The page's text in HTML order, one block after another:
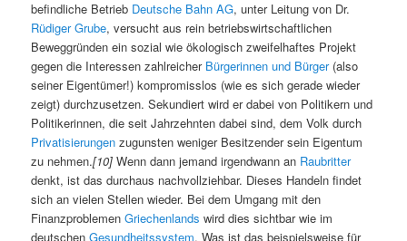
befindliche Betrieb Deutsche Bahn AG, unter Leitung von Dr.
Rüdiger Grube, versucht aus rein betriebswirtschaftlichen
Beweggründen ein sozial wie ökologisch zweifelhaftes Projekt
gegen die Interessen zahlreicher Bürgerinnen und Bürger(also
seiner Eigentümer!) kompromisslos (wie es sich gerade wieder
zeigt) durchzusetzen. Sekundiert wird er dabei von Politikern und
Politikerinnen, die seit Jahrzehnten dabei sind, dem Volk durch
Privatisierungen zugunsten weniger Besitzender sein Eigentum
zu nehmen.[10] Wenn dann jemand irgendwann an Raubritter
denkt, ist das durchaus nachvollziehbar. Dieses Handeln findet
sich an vielen Stellen wieder. Bei dem Umgang mit den
FinanzproblemenGriechenlands wird dies sichtbar wie im
deutschenGesundheitssystem. Was ist das beispielsweise für